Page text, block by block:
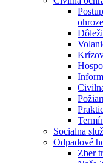
Socialna
Odpadové
Zber